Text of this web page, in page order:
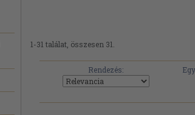
1-31 találat, összesen 31.
Rendezés: